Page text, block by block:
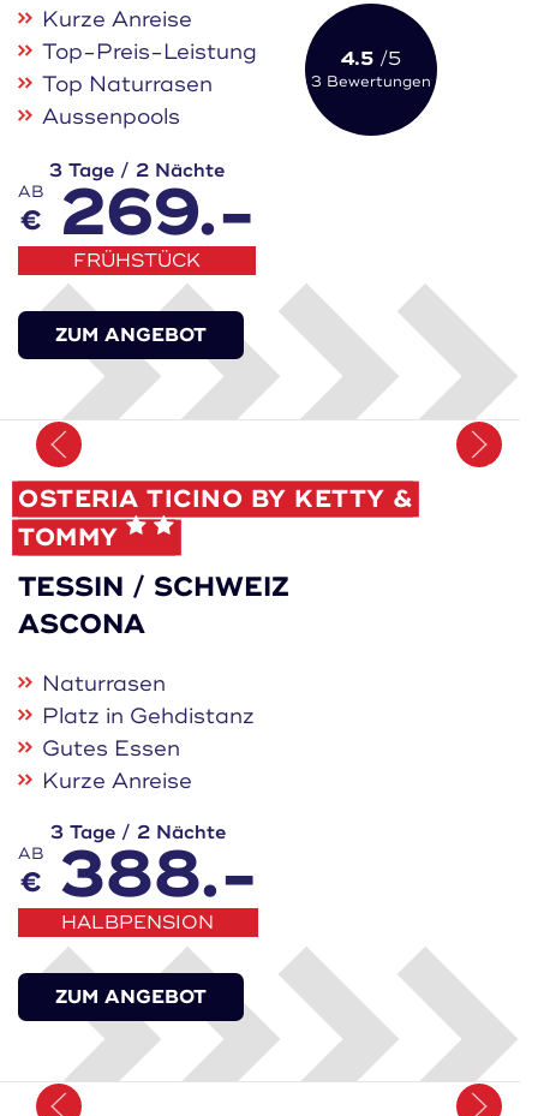
Kurze Anreise
Top-Preis-Leistung
Top Naturrasen
Aussenpools
4.5 /5
3 Bewertungen
3 Tage / 2 Nächte
AB
€ 269.-
FRÜHSTÜCK
ZUM ANGEBOT
Merken
OSTERIA TICINO BY KETTY &
TOMMY
TESSIN / SCHWEIZ
ASCONA
Naturrasen
Platz in Gehdistanz
Gutes Essen
Kurze Anreise
3 Tage / 2 Nächte
AB
€ 388.-
HALBPENSION
ZUM ANGEBOT